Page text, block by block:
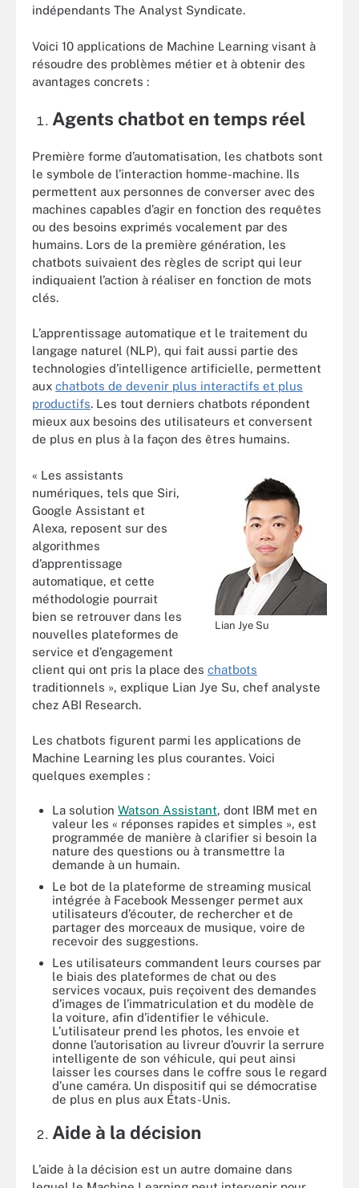
indépendants The Analyst Syndicate.
Voici 10 applications de Machine Learning visant à
résoudre des problèmes métier et à obtenir des
avantages concrets :
Agents chatbot en temps réel
Première forme d’automatisation, les chatbots sont
le symbole de l’interaction homme-machine. Ils
permettent aux personnes de converser avec des
machines capables d’agir en fonction des requêtes
ou des besoins exprimés vocalement par des
humains. Lors de la première génération, les
chatbots suivaient des règles de script qui leur
indiquaient l’action à réaliser en fonction de mots
clés.
L’apprentissage automatique et le traitement du
langage naturel (NLP), qui fait aussi partie des
technologies d’intelligence artificielle, permettent
aux chatbots de devenir plus interactifs et plus
productifs. Les tout derniers chatbots répondent
mieux aux besoins des utilisateurs et conversent
de plus en plus à la façon des êtres humains.
Lian Jye Su
« Les assistants
numériques, tels que Siri,
Google Assistant et
Alexa, reposent sur des
algorithmes
d’apprentissage
automatique, et cette
méthodologie pourrait
bien se retrouver dans les
nouvelles plateformes de
service et d’engagement
client qui ont pris la place des chatbots
traditionnels », explique Lian Jye Su, chef analyste
chez ABI Research.
Les chatbots figurent parmi les applications de
Machine Learning les plus courantes. Voici
quelques exemples :
La solution Watson Assistant, dont IBM met en
valeur les « réponses rapides et simples », est
programmée de manière à clarifier si besoin la
nature des questions ou à transmettre la
demande à un humain.
Le bot de la plateforme de streaming musical
intégrée à Facebook Messenger permet aux
utilisateurs d’écouter, de rechercher et de
partager des morceaux de musique, voire de
recevoir des suggestions.
Les utilisateurs commandent leurs courses par
le biais des plateformes de chat ou des
services vocaux, puis reçoivent des demandes
d’images de l’immatriculation et du modèle de
la voiture, afin d’identifier le véhicule.
L’utilisateur prend les photos, les envoie et
donne l’autorisation au livreur d’ouvrir la serrure
intelligente de son véhicule, qui peut ainsi
laisser les courses dans le coffre sous le regard
d’une caméra. Un dispositif qui se démocratise
de plus en plus aux États-Unis.
Aide à la décision
L’aide à la décision est un autre domaine dans